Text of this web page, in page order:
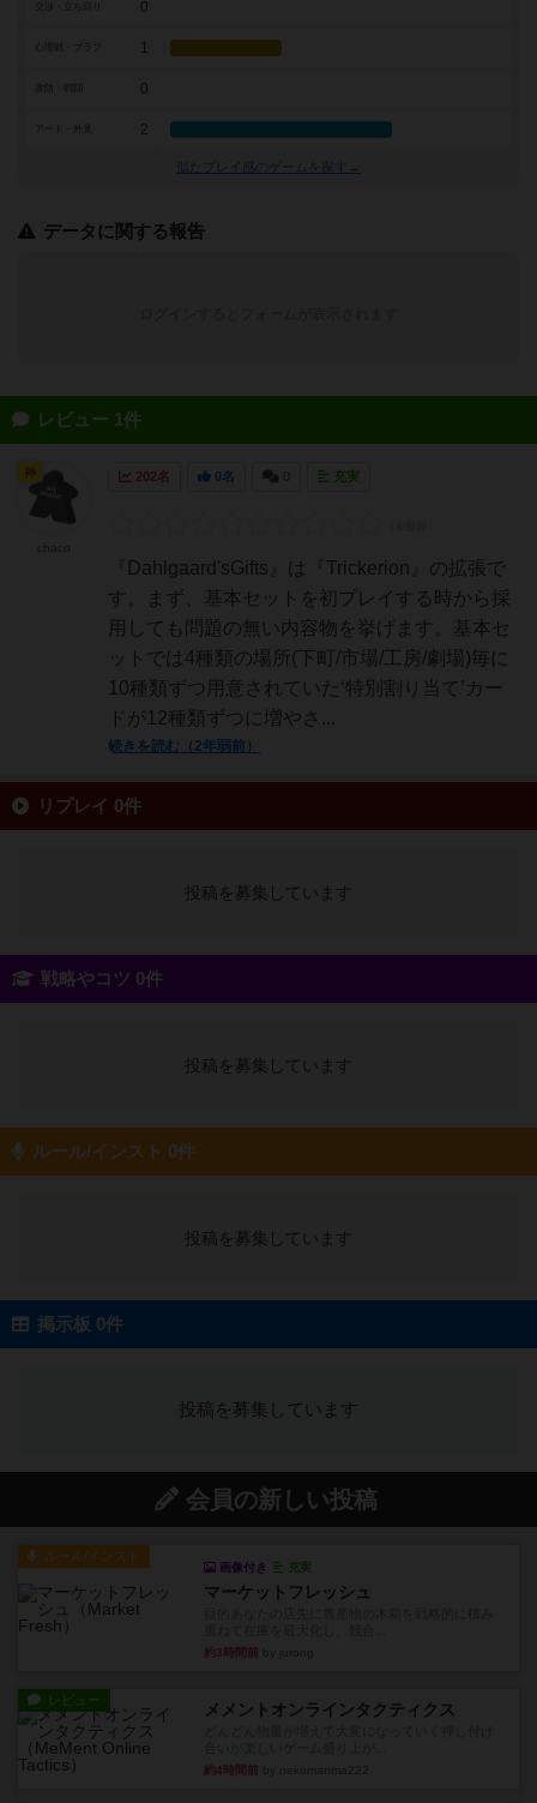
0
1
0
アート・外見 2
似たプレイ感のゲームを探す→
データに関する報告
レビュー 1件
202名 0名 充実
『Dahlgaard'sGifts』は『Trickerion』の拡張で
す。まず、基本セットを初プレイする時から採
用しても問題の無い内容物を挙げます。基本セ
ットでは4種類の場所(下町/市場/工房/劇場)毎に
10種類ずつ用意されていた‘特別割り当て’カー
ドが12種類ずつに増やさ...
続きを読む（2年弱前）
リプレイ 0件
投稿を募集しています
戦略やコツ 0件
投稿を募集しています
ルール/インスト 0件
投稿を募集しています
掲示板 0件
投稿を募集しています
会員の新しい投稿
ルール/インスト
画像付き 充実
マーケットフレッシュ
約3時間前
レビュー メメントオンラインタクティクス
約4時間前